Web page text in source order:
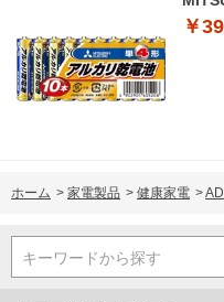
￥
ホーム > 家電製品 > 健康家電 >
キーワードから探す